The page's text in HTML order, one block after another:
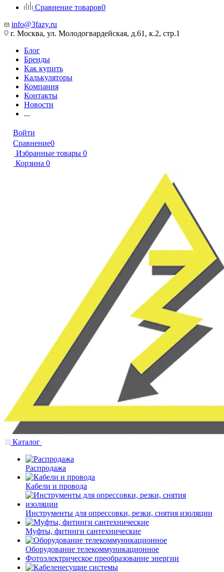
Сравнение товаров0
info@3fazy.ru
г. Москва, ул. Молодогвардейская, д.61, к.2, стр.1
Блог
Бренды
Как купить
Калькуляторы
Компания
Контакты
Новости
...
Войти
Сравнение0
Избранные товары 0
Корзина 0
Каталог
Распродажа
Кабели и провода
Инструменты для опрессовки, резки, снятия изоляции
Муфты, фитинги сантехнические
Оборудование телекоммуникационное
Фотоэлектрическое преобразование энергии